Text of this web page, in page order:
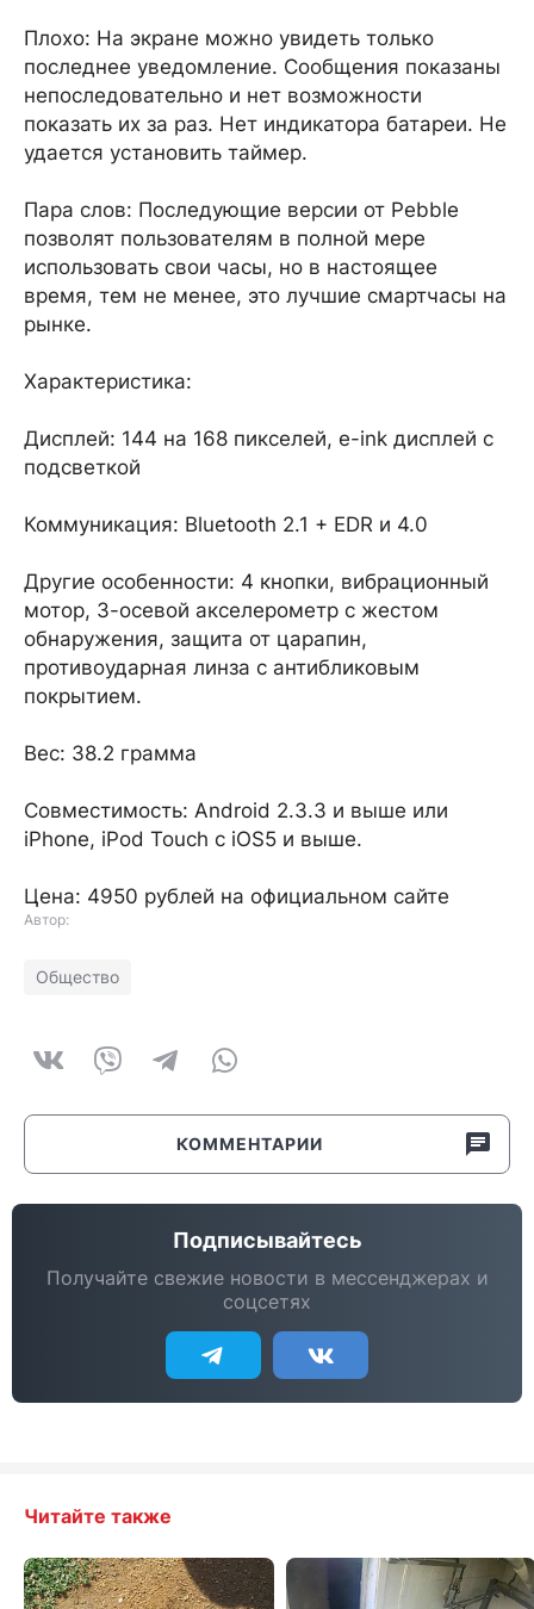
Плохо: На экране можно увидеть только
последнее уведомление. Сообщения показаны
непоследовательно и нет возможности
показать их за раз. Нет индикатора батареи. Не
удается установить таймер.
Пара слов: Последующие версии от Pebble
позволят пользователям в полной мере
использовать свои часы, но в настоящее
время, тем не менее, это лучшие смартчасы на
рынке.
Характеристика:
Дисплей: 144 на 168 пикселей, e-ink дисплей с
подсветкой
Коммуникация: Bluetooth 2.1 + EDR и 4.0
Другие особенности: 4 кнопки, вибрационный
мотор, 3-осевой акселерометр с жестом
обнаружения, защита от царапин,
противоударная линза с антибликовым
покрытием.
Вес: 38.2 грамма
Совместимость: Android 2.3.3 и выше или
iPhone, iPod Touch с iOS5 и выше.
Цена: 4950 рублей на официальном сайте
Автор:
Общество
КОММЕНТАРИИ
Подписывайтесь
Получайте свежие новости в мессенджерах и
соцсетях
Читайте также